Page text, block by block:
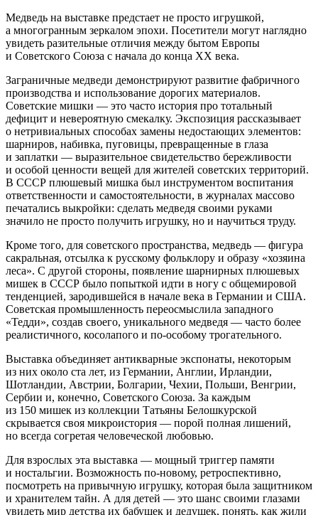
Медведь на выставке предстает не просто игрушкой,
а многогранным зеркалом эпохи. Посетители могут наглядно
увидеть разительные отличия между бытом Европы
и Советского Союза с начала до конца XX века.
Заграничные медведи демонстрируют развитие фабричного
производства и использование дорогих материалов.
Советские мишки — это часто история про тотальный
дефицит и невероятную смекалку. Экспозиция рассказывает
о нетривиальных способах замены недостающих элементов:
шарниров, набивка, пуговицы, превращенные в глаза
и заплатки — выразительное свидетельство бережливости
и особой ценности вещей для жителей советских территорий.
В СССР плюшевый мишка был инструментом воспитания
ответственности и самостоятельности, в журналах массово
печатались выкройки: сделать медведя своими руками
значило не просто получить игрушку, но и научиться труду.
Кроме того, для советского пространства, медведь — фигура
сакральная, отсылка к русскому фольклору и образу «хозяина
леса». С другой стороны, появление шарнирных плюшевых
мишек в СССР было попыткой идти в ногу с общемировой
тенденцией, зародившейся в начале века в Германии и США.
Советская промышленность переосмыслила западного
«Тедди», создав своего, уникального медведя — часто более
реалистичного, косолапого и по-особому трогательного.
Выставка объединяет антикварные экспонаты, некоторым
из них около ста лет, из Германии, Англии, Ирландии,
Шотландии, Австрии, Болгарии, Чехии, Польши, Венгрии,
Сербии и, конечно, Советского Союза. За каждым
из 150 мишек из коллекции Татьяны Белошкурской
скрывается своя микроистория — порой полная лишений,
но всегда согретая человеческой любовью.
Для взрослых эта выставка — мощный триггер памяти
и ностальгии. Возможность по-новому, ретроспективно,
посмотреть на привычную игрушку, которая была защитником
и хранителем тайн. А для детей — это шанс своими глазами
увидеть мир детства их бабушек и дедушек, понять, как жили